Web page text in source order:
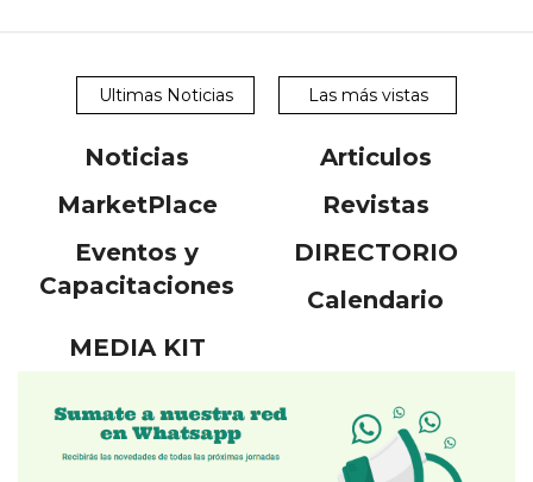
Ultimas Noticias Las más vistas
Noticias
Articulos
MarketPlace
Revistas
Eventos y
Capacitaciones
DIRECTORIO
Calendario
MEDIA KIT